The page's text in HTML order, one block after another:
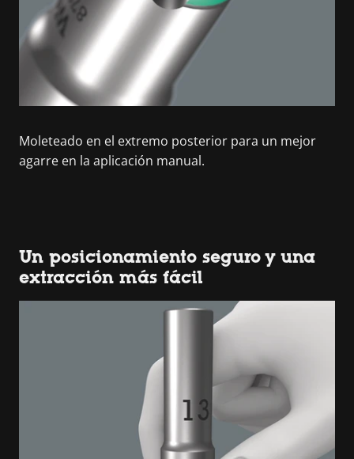
Moleteado en el extremo posterior para un mejor
agarre en la aplicación manual.
Un posicionamiento seguro y una
extracción más fácil